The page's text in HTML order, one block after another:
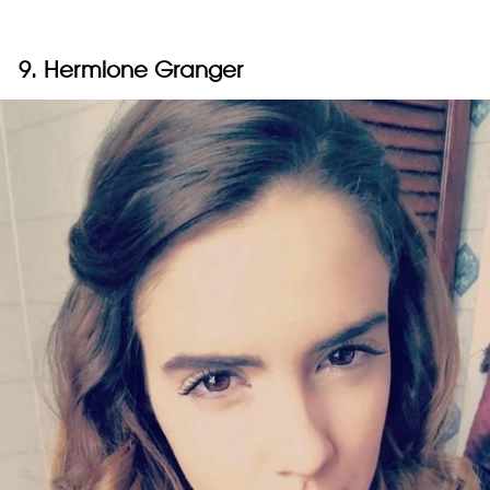
9. Hermione Granger